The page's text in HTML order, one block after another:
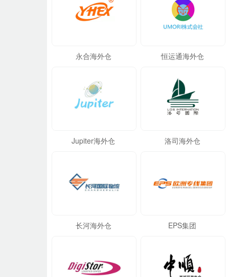
永合海外仓 恒运通海外仓
Jupiter海外仓 洛司海外仓
长河海外仓 EPS集团